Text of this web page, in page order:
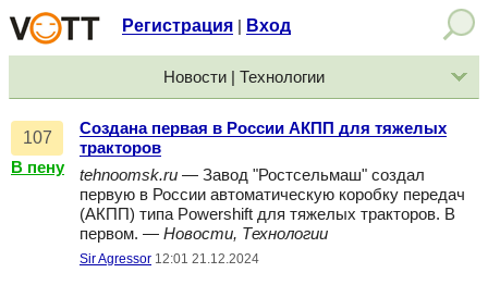
Регистрация Вход
Новости | Технологии
107
В пену
Создана первая в России АКПП для тяжелых
тракторов
tehnoomsk.ru — Завод "Ростсельмаш" создал
первую в России автоматическую коробку передач
(АКПП) типа Powershift для тяжелых тракторов. В
первом. — Новости, Технологии
Sir Agressor 12:01 21.12.2024